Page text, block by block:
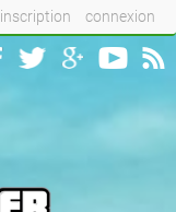
inscription connexion